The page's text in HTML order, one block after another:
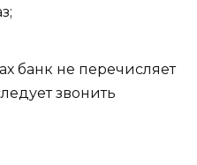
банк не перечисляет
звонить